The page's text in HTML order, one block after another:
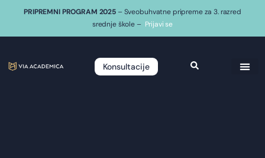
PRIPREMNI PROGRAM 2025 – Sveobuhvatne pripreme za 3. razred
srednje škole – Prijavi se
Konsultacije